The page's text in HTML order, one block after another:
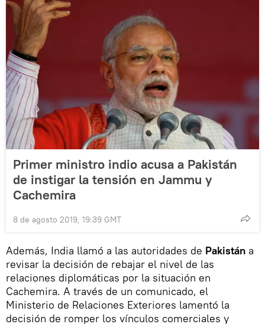
Primer ministro indio acusa a Pakistán
de instigar la tensión en Jammu y
Cachemira
8 de agosto 2019, 19:39 GMT
Además, India llamó a las autoridades de Pakistán a
revisar la decisión de rebajar el nivel de las
relaciones diplomáticas por la situación en
Cachemira. A través de un comunicado, el
Ministerio de Relaciones Exteriores lamentó la
decisión de romper los vínculos comerciales y